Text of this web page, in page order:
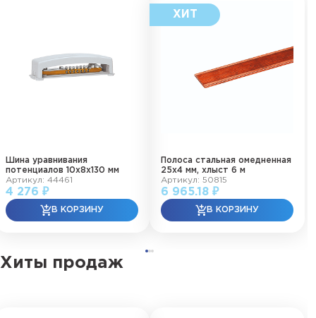
Шина уравнивания
потенциалов 10х8х130 мм
Артикул: 44461
4 276 ₽
Полоса стальная омедненная
25х4 мм, хлыст 6 м
Артикул: 50815
6 965.18 ₽
Хиты продаж